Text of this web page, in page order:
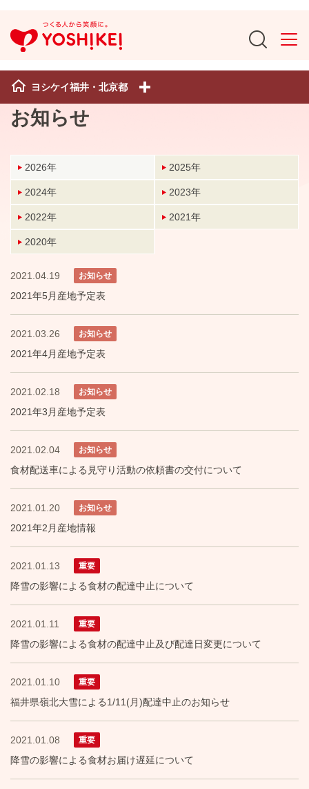
ヨシケイ福井・北京都
お知らせ
2026年 2025年
2024年 2023年
2022年 2021年
2020年
2021.04.19 お知らせ
2021年5月産地予定表
2021.03.26 お知らせ
2021年4月産地予定表
2021.02.18 お知らせ
2021年3月産地予定表
2021.02.04 お知らせ
食材配送車による見守り活動の依頼書の交付について
2021.01.20 お知らせ
2021年2月産地情報
2021.01.13 重要
降雪の影響による食材の配達中止について
2021.01.11 重要
降雪の影響による食材の配達中止及び配達日変更について
2021.01.10 重要
福井県嶺北大雪による1/11(月)配達中止のお知らせ
2021.01.08 重要
降雪の影響による食材お届け遅延について